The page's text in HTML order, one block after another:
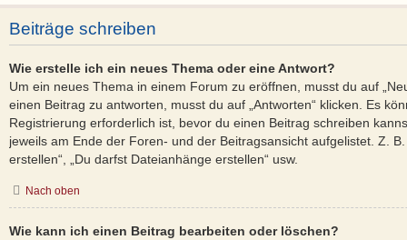
Beiträge schreiben
Wie erstelle ich ein neues Thema oder eine Antwort?
Um ein neues Thema in einem Forum zu eröffnen, musst du auf
einen Beitrag zu antworten, musst du auf „Antworten“ klicken. Es
Registrierung erforderlich ist, bevor du einen Beitrag schreiben
jeweils am Ende der Foren- und der Beitragsansicht aufgelistet. Z.
erstellen“, „Du darfst Dateianhänge erstellen“ usw.
Nach oben
Wie kann ich einen Beitrag bearbeiten oder löschen?